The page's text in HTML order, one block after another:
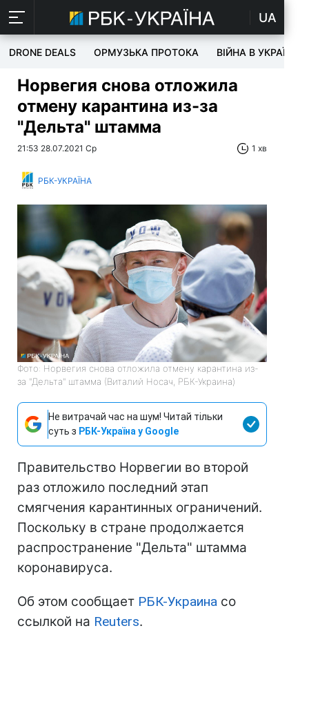
UA
DRONE DEALS ОРМУЗЬКА ПРОТОКА ВІЙНА В УКРАЇНІ
Норвегия снова отложила
отмену карантина из-за
"Дельта" штамма
21:53 28.07.2021 Ср 1 хв
РБК-УКРАЇНА
Фото: Норвегия снова отложила отмену карантина из-
за "Дельта" штамма (Виталий Носач, РБК-Украина)
Не витрачай час на шум! Читай тільки
суть з РБК-Україна у Google
Правительство Норвегии во второй
раз отложило последний этап
смягчения карантинных ограничений.
Поскольку в стране продолжается
распространение "Дельта" штамма
коронавируса.
Об этом сообщает РБК-Украина со
ссылкой на Reuters.